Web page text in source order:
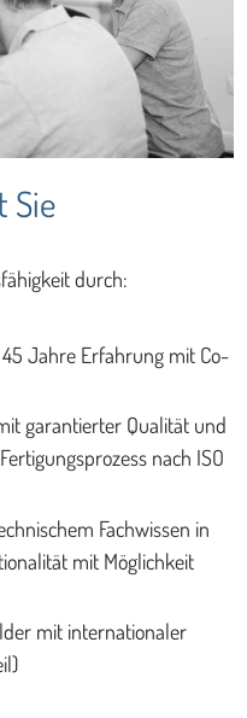
Sie
durch:
Jahre Erfahrung mit Co-
garantierter Qualität und
nach ISO
Fachwissen in
mit Möglichkeit
mit internationaler